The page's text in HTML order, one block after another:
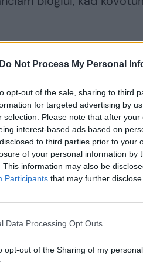
Do Not Process My Personal
opt-out of the sale, sharing to third
for targeted advertising by
selection. Please note that after
interest-based ads based on
to third parties prior to your
of your personal information by
This information may also be
Participants that may further
Data Processing Opt Outs
opt-out of the Sharing of my personal
tautos. Vietoje
iš Jėzaus. Apsimetęs
kad tai
išstenėti, kad į
Jei šitaip
unitazą ir drebėtų